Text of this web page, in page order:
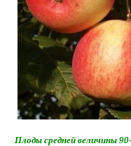
Плоды средней величины